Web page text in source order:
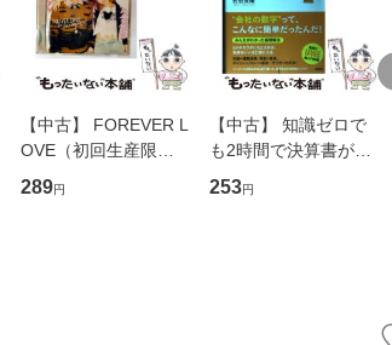
【中古】 FOREVER L
OVE（初回生産限定
盤） / 清水翔太×加藤
ミリヤ / [CD]【メール
289円
【中古】 知識ゼロで
も2時間で決算書が読
めるようになる！ 会
計超入門！ / 佐伯 良
253円